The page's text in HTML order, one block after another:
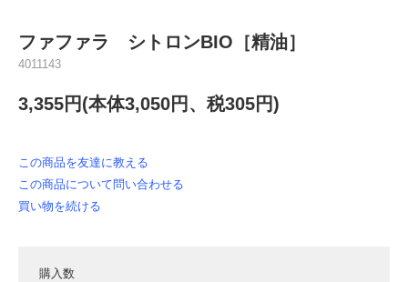
ファファラ シトロンBIO［精油］
4011143
3,355円(本体3,050円、税305円)
この商品を友達に教える
この商品について問い合わせる
買い物を続ける
購入数